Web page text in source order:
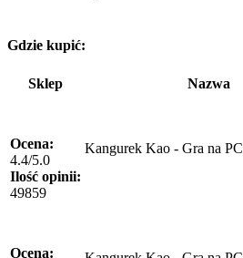
Gdzie kupić:
Sklep Nazwa
Ocena:
4.4/5.0
Ilość opinii:
49859
Kangurek Kao - Gra na PC
Ocena: